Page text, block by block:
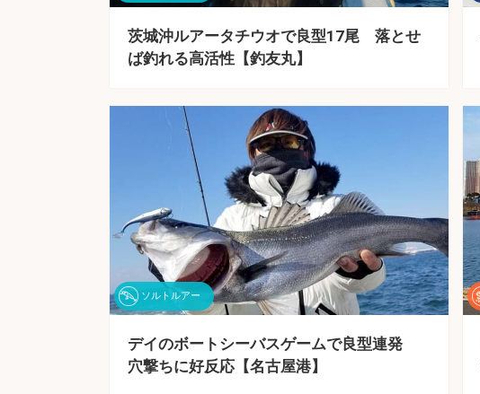
茨城沖ルアータチウオで良型17尾 落とせ
ば釣れる高活性【釣友丸】
ソルトルアー
デイのボートシーバスゲームで良型連発
穴撃ちに好反応【名古屋港】